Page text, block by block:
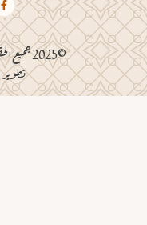
©2025 جميع الحقوق محفوظة مؤسسة الدعوة الخيرية
تطوير